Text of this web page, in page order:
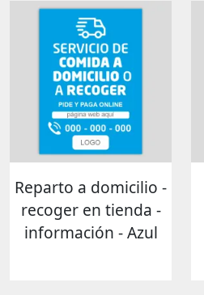
Reparto a domicilio -
recoger en tienda -
información - Azul